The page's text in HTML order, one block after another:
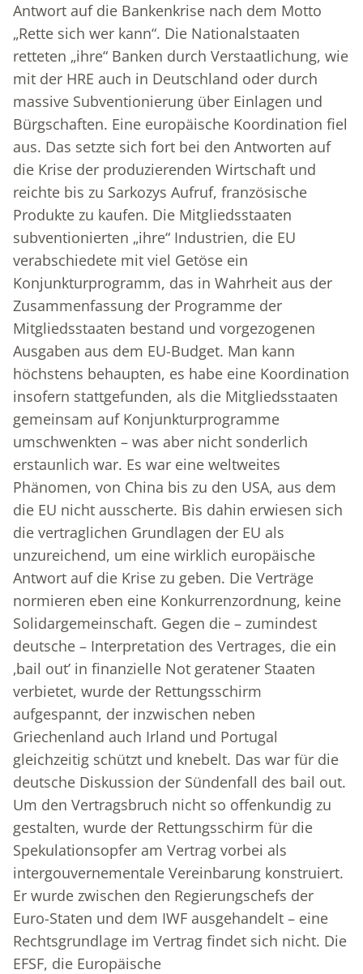
Antwort auf die Bankenkrise nach dem Motto
„Rette sich wer kann“. Die Nationalstaaten
retteten „ihre“ Banken durch Verstaatlichung, wie
mit der HRE auch in Deutschland oder durch
massive Subventionierung über Einlagen und
Bürgschaften. Eine europäische Koordination fiel
aus. Das setzte sich fort bei den Antworten auf
die Krise der produzierenden Wirtschaft und
reichte bis zu Sarkozys Aufruf, französische
Produkte zu kaufen. Die Mitgliedsstaaten
subventionierten „ihre“ Industrien, die EU
verabschiedete mit viel Getöse ein
Konjunkturprogramm, das in Wahrheit aus der
Zusammenfassung der Programme der
Mitgliedsstaaten bestand und vorgezogenen
Ausgaben aus dem EU-Budget. Man kann
höchstens behaupten, es habe eine Koordination
insofern stattgefunden, als die Mitgliedsstaaten
gemeinsam auf Konjunkturprogramme
umschwenkten – was aber nicht sonderlich
erstaunlich war. Es war eine weltweites
Phänomen, von China bis zu den USA, aus dem
die EU nicht ausscherte. Bis dahin erwiesen sich
die vertraglichen Grundlagen der EU als
unzureichend, um eine wirklich europäische
Antwort auf die Krise zu geben. Die Verträge
normieren eben eine Konkurrenzordnung, keine
Solidargemeinschaft. Gegen die – zumindest
deutsche – Interpretation des Vertrages, die ein
‚bail out’ in finanzielle Not geratener Staaten
verbietet, wurde der Rettungsschirm
aufgespannt, der inzwischen neben
Griechenland auch Irland und Portugal
gleichzeitig schützt und knebelt. Das war für die
deutsche Diskussion der Sündenfall des bail out.
Um den Vertragsbruch nicht so offenkundig zu
gestalten, wurde der Rettungsschirm für die
Spekulationsopfer am Vertrag vorbei als
intergouvernementale Vereinbarung konstruiert.
Er wurde zwischen den Regierungschefs der
Euro-Staten und dem IWF ausgehandelt – eine
Rechtsgrundlage im Vertrag findet sich nicht. Die
EFSF, die Europäische